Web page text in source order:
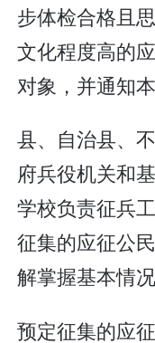
步体检合格且
文化程度高的
对象，并通知本
县、自治县、
府兵役机关和
学校负责征兵
征集的应征公
解掌握基本情况
预定征集的应